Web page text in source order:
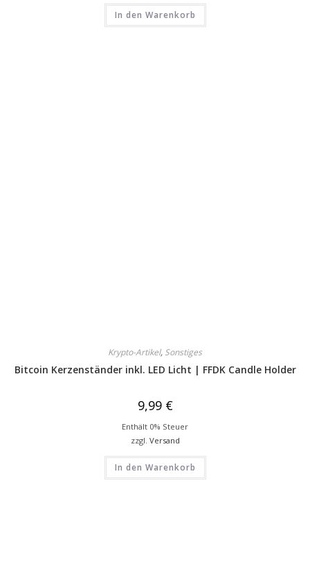
In den Warenkorb
Krypto-Artikel, Sonstiges
Bitcoin Kerzenständer inkl. LED Licht | FFDK Candle Holder
9,99 €
Enthält 0% Steuer
zzgl. Versand
In den Warenkorb